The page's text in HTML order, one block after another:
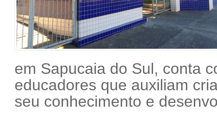
em Sapucaia do Sul, conta
educadores que auxiliam
seu conhecimento e